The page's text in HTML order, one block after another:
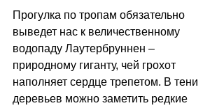
Прогулка по тропам обязательно
выведет нас к величественному
водопаду Лаутербруннен –
природному гиганту, чей грохот
наполняет сердце трепетом. В тени
деревьев можно заметить редкие